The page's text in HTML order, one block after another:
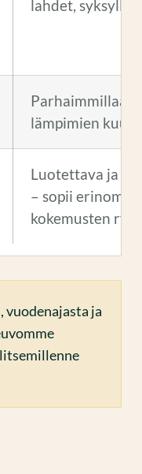
lahdet, syksyllä
Parhaimmillaan
lämpimien
Luotettava ja
– sopii
kokemusten
vuodenajasta ja